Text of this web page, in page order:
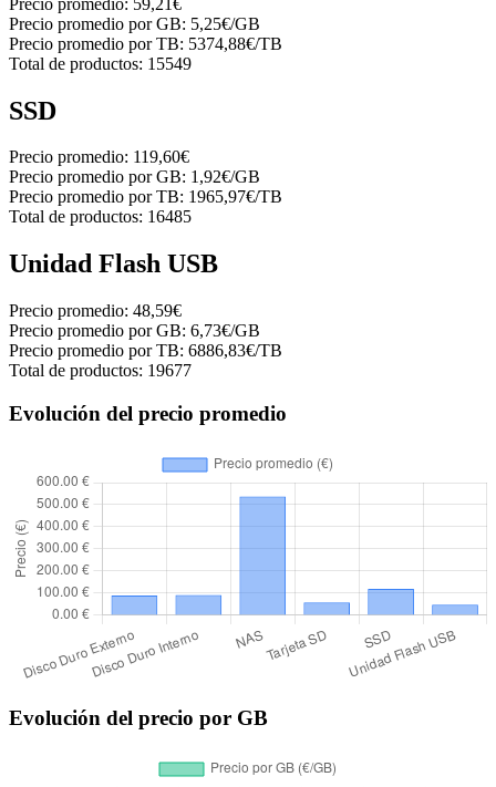
Precio promedio por GB: 5,25€/GB
Precio promedio por TB: 5374,88€/TB
Total de productos: 15549
SSD
Precio promedio: 119,60€
Precio promedio por GB: 1,92€/GB
Precio promedio por TB: 1965,97€/TB
Total de productos: 16485
Unidad Flash USB
Precio promedio: 48,59€
Precio promedio por GB: 6,73€/GB
Precio promedio por TB: 6886,83€/TB
Total de productos: 19677
Evolución del precio promedio
Evolución del precio por GB